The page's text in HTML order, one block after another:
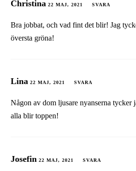
Christina 22 MAJ, 2021 SVARA
Bra jobbat, och vad fint det blir! Jag
översta gröna!
Lina 22 MAJ, 2021 SVARA
Någon av dom ljusare nyanserna tycker
alla blir toppen!
Josefin 22 MAJ, 2021 SVARA